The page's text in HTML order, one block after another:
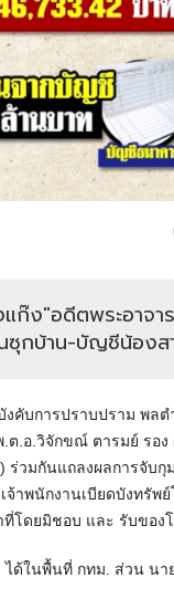
แก๊ง"อดีตพระอาจ
ซุกบ้าน-บัญชีน้องส
งคับการปราบปราม พล
.ต.อ.วิจักขณ์ ตารมย์ รอ
ร่วมกันแถลงผลการจับ
าพนักงานเบียดบังทรัพ
โดยมิชอบ และ รับของ
ได้ในพื้นที่ กทม. ส่วน น